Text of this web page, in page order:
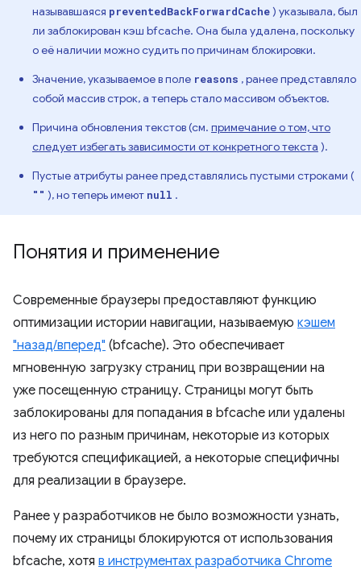
называвшаяся preventedBackForwardCache) указывала, был
ли заблокирован кэш bfcache. Она была удалена, поскольку
о её наличии можно судить по причинам блокировки.
Значение, указываемое в поле reasons , ранее представляло
собой массив строк, а теперь стало массивом объектов.
Причина обновления текстов (см. примечание о том, что
следует избегать зависимости от конкретного текста ).
Пустые атрибуты ранее представлялись пустыми строками (
"" ), но теперь имеют null .
Понятия и применение
Современные браузеры предоставляют функцию
оптимизации истории навигации, называемую кэшем
"назад/вперед" (bfcache). Это обеспечивает
мгновенную загрузку страниц при возвращении на
уже посещенную страницу. Страницы могут быть
заблокированы для попадания в bfcache или удалены
из него по разным причинам, некоторые из которых
требуются спецификацией, а некоторые специфичны
для реализации в браузере.
Ранее у разработчиков не было возможности узнать,
почему их страницы блокируются от использования
bfcache, хотя в инструментах разработчика Chrome